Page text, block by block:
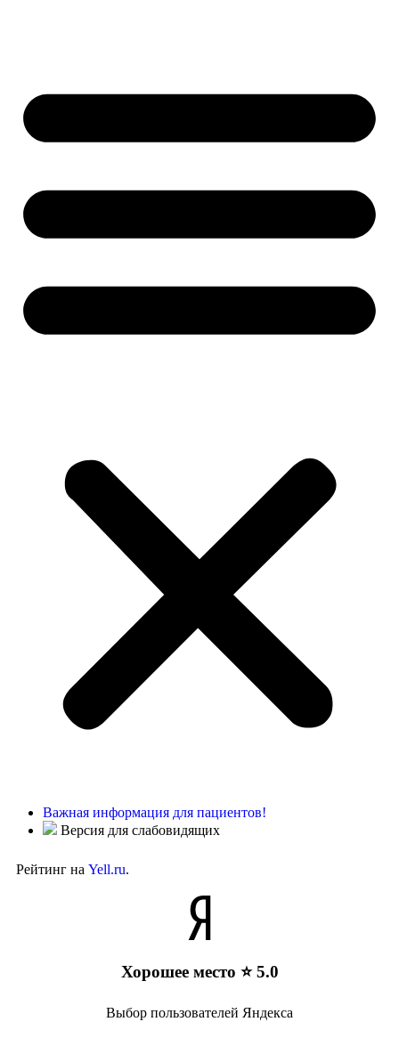
Важная информация для пациентов!
Версия для слабовидящих
Рейтинг на Yell.ru.
Хорошее место ⭐ 5.0
Выбор пользователей Яндекса